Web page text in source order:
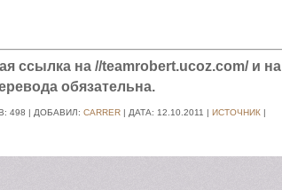
ссылка на //teamrobert.ucoz.com/ и на
обязательна.
498 | ДОБАВИЛ: CARRER | ДАТА: 12.10.2011 | ИСТОЧНИК |